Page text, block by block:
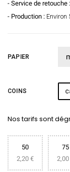
- Service de retouche :
- Production : Environ
PAPIER
COINS
Nos tarifs sont
50
2,20 €
75